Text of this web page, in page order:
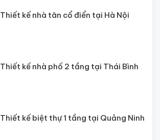
Thiết kế nhà tân cổ điển tại Hà Nội
Thiết kế nhà phố 2 tầng tại Thái Bình
Thiết kế biệt thự 1 tầng tại Quảng Ninh